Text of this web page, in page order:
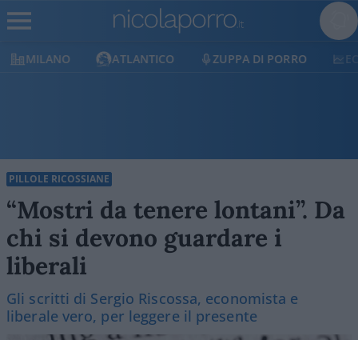
MILANO ATLANTICO ZUPPA DI PORRO
PILLOLE RICOSSIANE
“Mostri da tenere lontani”. Da
chi si devono guardare i
liberali
Gli scritti di Sergio Riscossa, economista e
liberale vero, per leggere il presente